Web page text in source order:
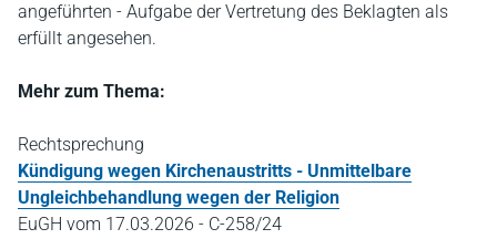
angeführten - Aufgabe der Vertretung des Beklagten als
erfüllt angesehen.
Mehr zum Thema:
Rechtsprechung
Kündigung wegen Kirchenaustritts - Unmittelbare
Ungleichbehandlung wegen der Religion
EuGH vom 17.03.2026 - C-258/24